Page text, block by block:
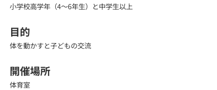
小学校高学年（4～6年生）と中学生以上
目的
体を動かすと子どもの交流
開催場所
体育室